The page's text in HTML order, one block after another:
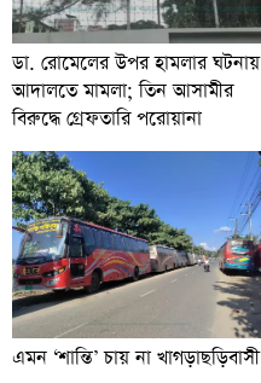
ডা. রোমেলের উপর হামলার ঘটনায়
আদালতে মামলা; তিন আসামীর
বিরুদ্ধে গ্রেফতারি পরোয়ানা
এমন ‘শান্তি’ চায় না খাগড়াছড়িবাসী